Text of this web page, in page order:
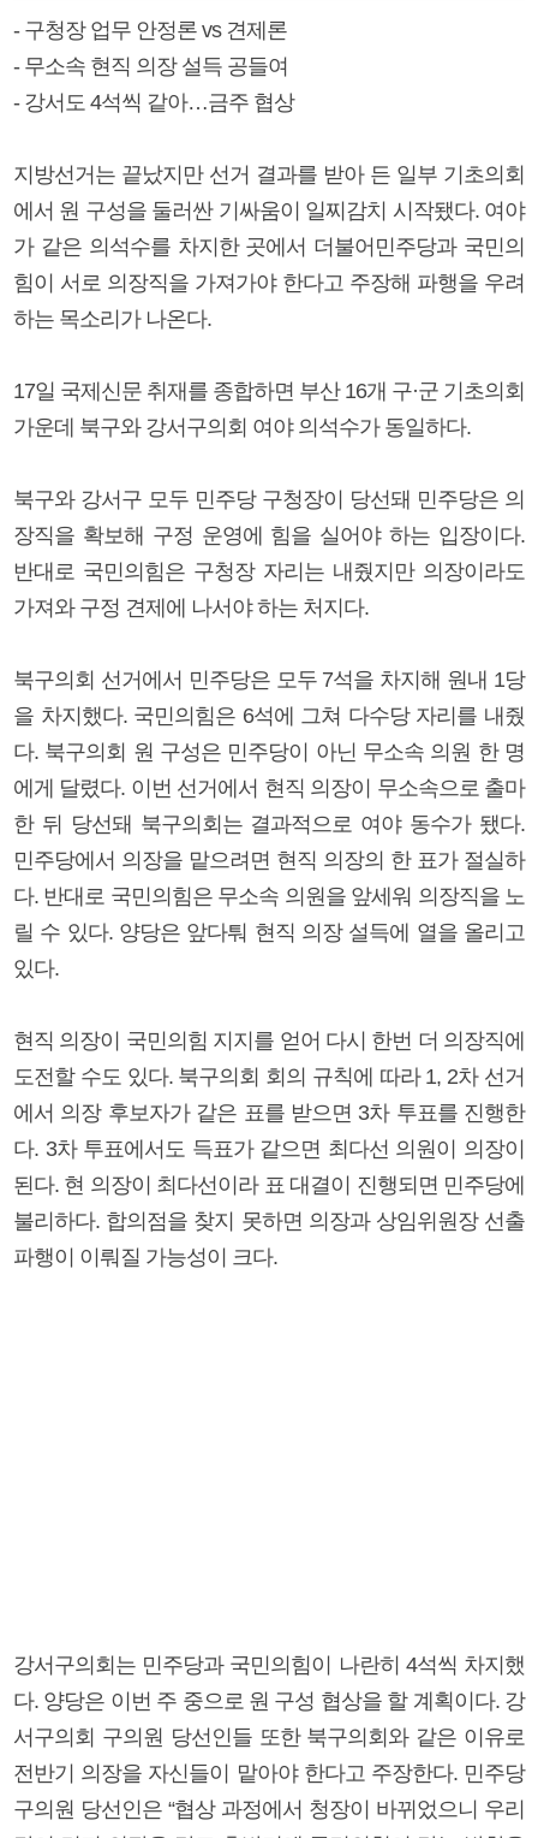
- 구청장 업무 안정론 vs 견제론
- 무소속 현직 의장 설득 공들여
- 강서도 4석씩 같아…금주 협상
지방선거는 끝났지만 선거 결과를 받아 든 일부 기초의회
에서 원 구성을 둘러싼 기싸움이 일찌감치 시작됐다. 여야
가 같은 의석수를 차지한 곳에서 더불어민주당과 국민의
힘이 서로 의장직을 가져가야 한다고 주장해 파행을 우려
하는 목소리가 나온다.
17일 국제신문 취재를 종합하면 부산 16개 구·군 기초의회
가운데 북구와 강서구의회 여야 의석수가 동일하다.
북구와 강서구 모두 민주당 구청장이 당선돼 민주당은 의
장직을 확보해 구정 운영에 힘을 실어야 하는 입장이다.
반대로 국민의힘은 구청장 자리는 내줬지만 의장이라도
가져와 구정 견제에 나서야 하는 처지다.
북구의회 선거에서 민주당은 모두 7석을 차지해 원내 1당
을 차지했다. 국민의힘은 6석에 그쳐 다수당 자리를 내줬
다. 북구의회 원 구성은 민주당이 아닌 무소속 의원 한 명
에게 달렸다. 이번 선거에서 현직 의장이 무소속으로 출마
한 뒤 당선돼 북구의회는 결과적으로 여야 동수가 됐다.
민주당에서 의장을 맡으려면 현직 의장의 한 표가 절실하
다. 반대로 국민의힘은 무소속 의원을 앞세워 의장직을 노
릴 수 있다. 양당은 앞다퉈 현직 의장 설득에 열을 올리고
있다.
현직 의장이 국민의힘 지지를 얻어 다시 한번 더 의장직에
도전할 수도 있다. 북구의회 회의 규칙에 따라 1, 2차 선거
에서 의장 후보자가 같은 표를 받으면 3차 투표를 진행한
다. 3차 투표에서도 득표가 같으면 최다선 의원이 의장이
된다. 현 의장이 최다선이라 표 대결이 진행되면 민주당에
불리하다. 합의점을 찾지 못하면 의장과 상임위원장 선출
파행이 이뤄질 가능성이 크다.
강서구의회는 민주당과 국민의힘이 나란히 4석씩 차지했
다. 양당은 이번 주 중으로 원 구성 협상을 할 계획이다. 강
서구의회 구의원 당선인들 또한 북구의회와 같은 이유로
전반기 의장을 자신들이 맡아야 한다고 주장한다. 민주당
구의원 당선인은 “협상 과정에서 청장이 바뀌었으니 우리